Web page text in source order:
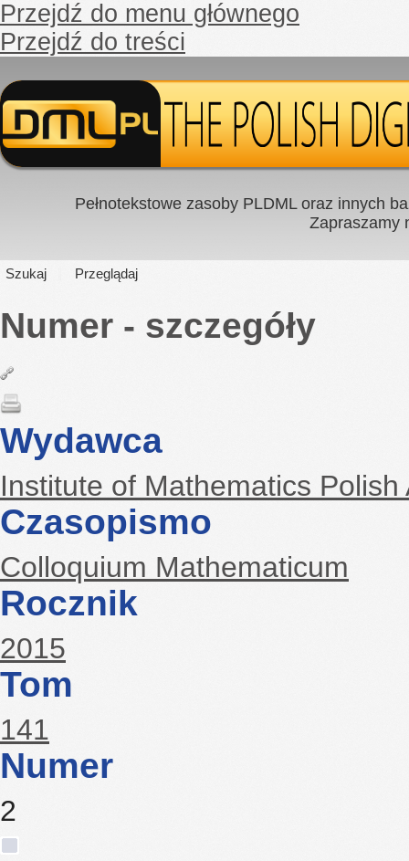
Przejdź do menu głównego
Przejdź do treści
Pełnotekstowe zasoby PLDML oraz innych
Zapraszamy
Szukaj Przeglądaj
Numer - szczegóły
Wydawca
Institute of Mathematics
Czasopismo
Colloquium Mathematicum
Rocznik
2015
Tom
141
Numer
2